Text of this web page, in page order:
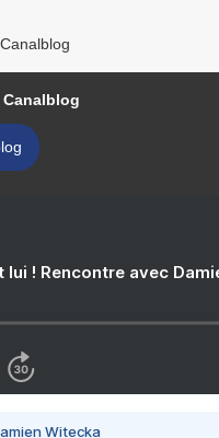
! Rencontre avec
Witecka